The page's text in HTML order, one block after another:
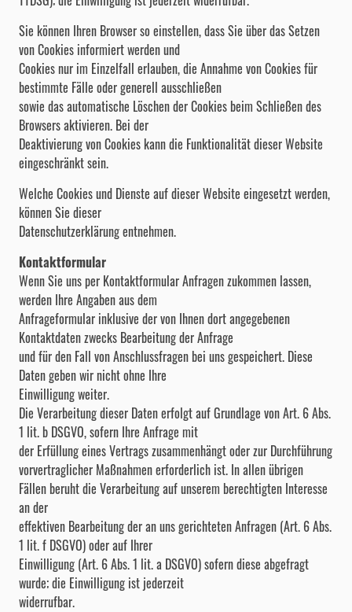
Sie können Ihren Browser so einstellen, dass Sie über das Setzen
von Cookies informiert werden und
Cookies nur im Einzelfall erlauben, die Annahme von Cookies für
bestimmte Fälle oder generell ausschließen
sowie das automatische Löschen der Cookies beim Schließen des
Browsers aktivieren. Bei der
Deaktivierung von Cookies kann die Funktionalität dieser Website
eingeschränkt sein.
Welche Cookies und Dienste auf dieser Website eingesetzt werden,
können Sie dieser
Datenschutzerklärung entnehmen.
Kontaktformular
Wenn Sie uns per Kontaktformular Anfragen zukommen lassen,
werden Ihre Angaben aus dem
Anfrageformular inklusive der von Ihnen dort angegebenen
Kontaktdaten zwecks Bearbeitung der Anfrage
und für den Fall von Anschlussfragen bei uns gespeichert. Diese
Daten geben wir nicht ohne Ihre
Einwilligung weiter.
Die Verarbeitung dieser Daten erfolgt auf Grundlage von Art. 6 Abs.
1 lit. b DSGVO, sofern Ihre Anfrage mit
der Erfüllung eines Vertrags zusammenhängt oder zur Durchführung
vorvertraglicher Maßnahmen erforderlich ist. In allen übrigen
Fällen beruht die Verarbeitung auf unserem berechtigten Interesse
an der
effektiven Bearbeitung der an uns gerichteten Anfragen (Art. 6 Abs.
1 lit. f DSGVO) oder auf Ihrer
Einwilligung (Art. 6 Abs. 1 lit. a DSGVO) sofern diese abgefragt
wurde; die Einwilligung ist jederzeit
widerrufbar.